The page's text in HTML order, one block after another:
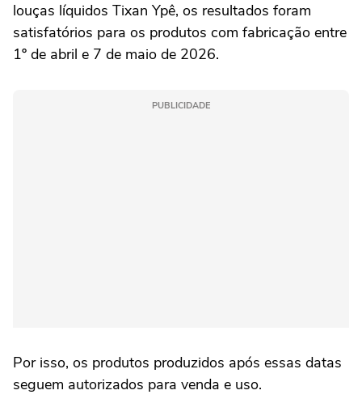
louças líquidos Tixan Ypê, os resultados foram
satisfatórios para os produtos com fabricação entre
1º de abril e 7 de maio de 2026.
PUBLICIDADE
Por isso, os produtos produzidos após essas datas
seguem autorizados para venda e uso.